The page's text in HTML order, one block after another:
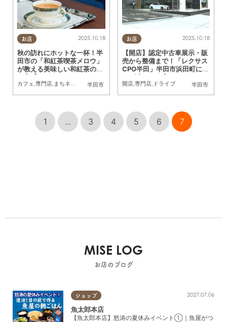
お店
半田市
2025.10.18
秋の訪れにホットな一杯！半
田市の「和紅茶喫茶メロウ」
が教える美味しい和紅茶の淹
れ方【ちたまるスタイル10・
11月号】
カフェ 専門店 まちネタ ちたまるスタイル掲載店
お店
半田市
2025.10.18
【開店】認定中古車展示・販
売から整備まで！「レクサス
CPO半田」半田市浜田町に1
0/4(土)オープン
開店, 専門店, ドライブ
1 ... 3 4 5 6 7
MISE LOG
お店のブログ
ショップ 2027.07.06
魚太郎本店
【魚太郎本店】怒涛の夏休みイベント①｜魚屋がつ